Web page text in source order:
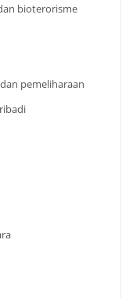
bioterorisme
pemeliharaan